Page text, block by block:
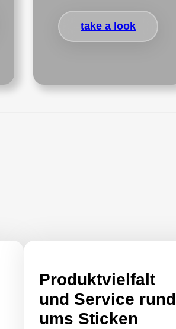
take a look
Produktvielfalt
und Service rund
ums Sticken